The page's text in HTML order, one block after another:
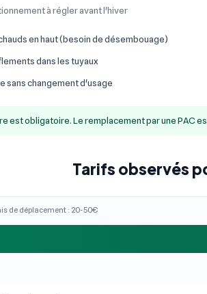
à régler avant l'hiver
en haut (besoin de désembouage)
dans les tuyaux
sans changement d'usage
est obligatoire. Le remplacement par une PAC
Tarifs observés
de déplacement : 20-50€